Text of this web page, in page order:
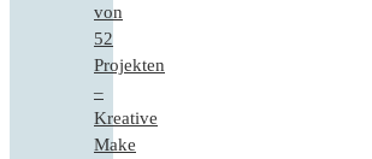
von
52
Projekten
–
Kreative
Make